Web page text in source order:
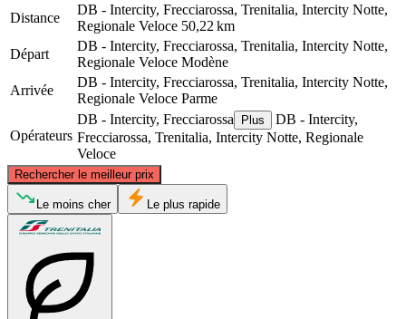
Distance
DB - Intercity, Frecciarossa, Trenitalia, Intercity Notte,
Regionale Veloce 50,22 km
Départ
DB - Intercity, Frecciarossa, Trenitalia, Intercity Notte,
Regionale Veloce Modène
Arrivée
DB - Intercity, Frecciarossa, Trenitalia, Intercity Notte,
Regionale Veloce Parme
Opérateurs
DB - Intercity, Frecciarossa Plus
DB - Intercity,
Frecciarossa, Trenitalia, Intercity Notte, Regionale
Veloce
Rechercher le meilleur prix
Parma
Le moins cher Le plus rapide